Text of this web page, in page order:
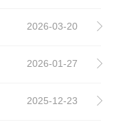
2026-03-20
2026-01-27
2025-12-23